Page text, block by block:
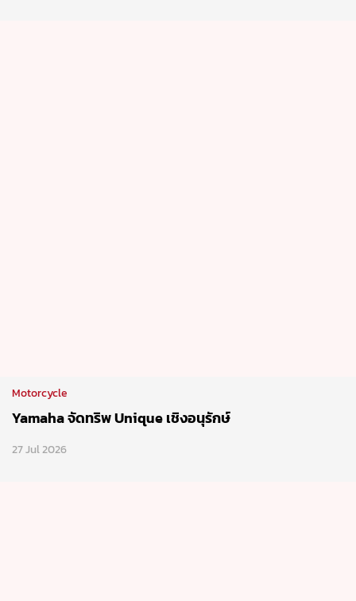
Motorcycle
Yamaha จัดทริพ Unique เชิงอนุรักษ์
27 Jul 2026